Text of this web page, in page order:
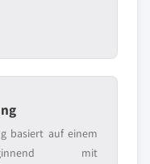
basiert auf einem
mit